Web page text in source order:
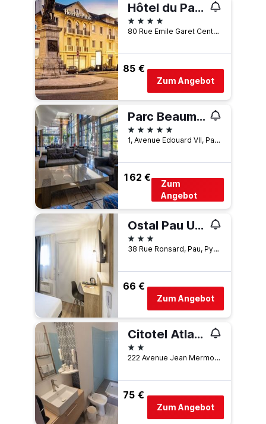
Hôtel du Palois – Pau Centre Bosquet
4 Sterne
80 Rue Emile Garet Centre Bosquet, Pau, Pyrénées-Atlantiques, Frankreich
85 €
Zum Angebot
Parc Beaumont Hotel & Spa Pau - MGallery Collection
5 Sterne
1, Avenue Edouard VII, Pau, Pyrénées-Atlantiques, Frankreich
162 €
Zum
Angebot
Ostal Pau Universite, Sure Hotel Collection by Best Western
3 Sterne
38 Rue Ronsard, Pau, Pyrénées-Atlantiques, Frankreich
66 €
Zum Angebot
Citotel Atlantic Hotel
2 Sterne
222 Avenue Jean Mermoz, Pau, Pyrénées-Atlantiques, Frankreich
75 €
Zum Angebot